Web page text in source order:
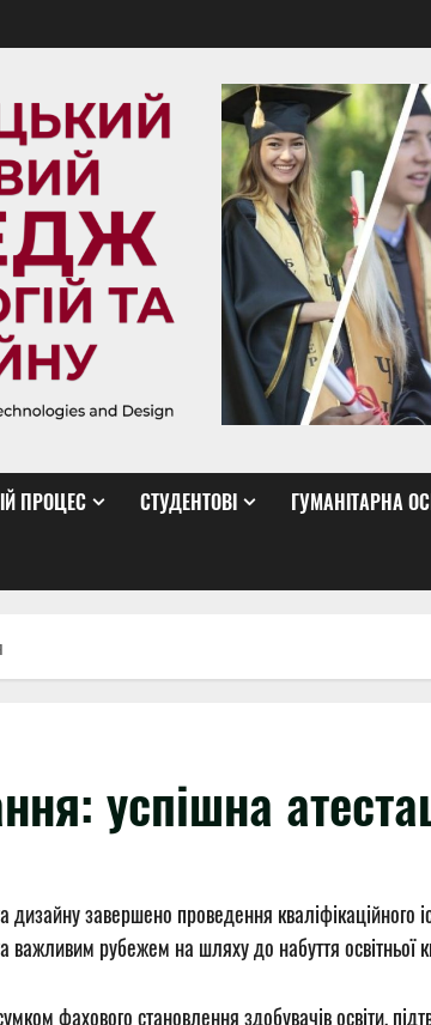
ПРОЦЕС СТУДЕНТОВІ ГУМАНІТАРНА
успішна
завершено проведення кваліфікаційного
рубежем на шляху до набуття освітньої
фахового становлення здобувачів освіти,